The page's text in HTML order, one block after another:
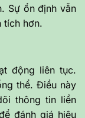
Sự ổn định vẫn
tích hơn.
động liên tục.
thể. Điều này
thông tin liền
đánh giá hiệu